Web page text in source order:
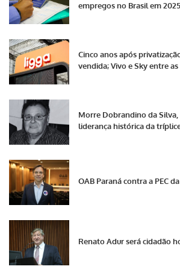
empregos no Brasil em 2025
Cinco anos após
vendida; Vivo e Sky entre
Morre Dobrandino da
liderança histórica da
OAB Paraná contra a PEC
Renato Adur será cidadão